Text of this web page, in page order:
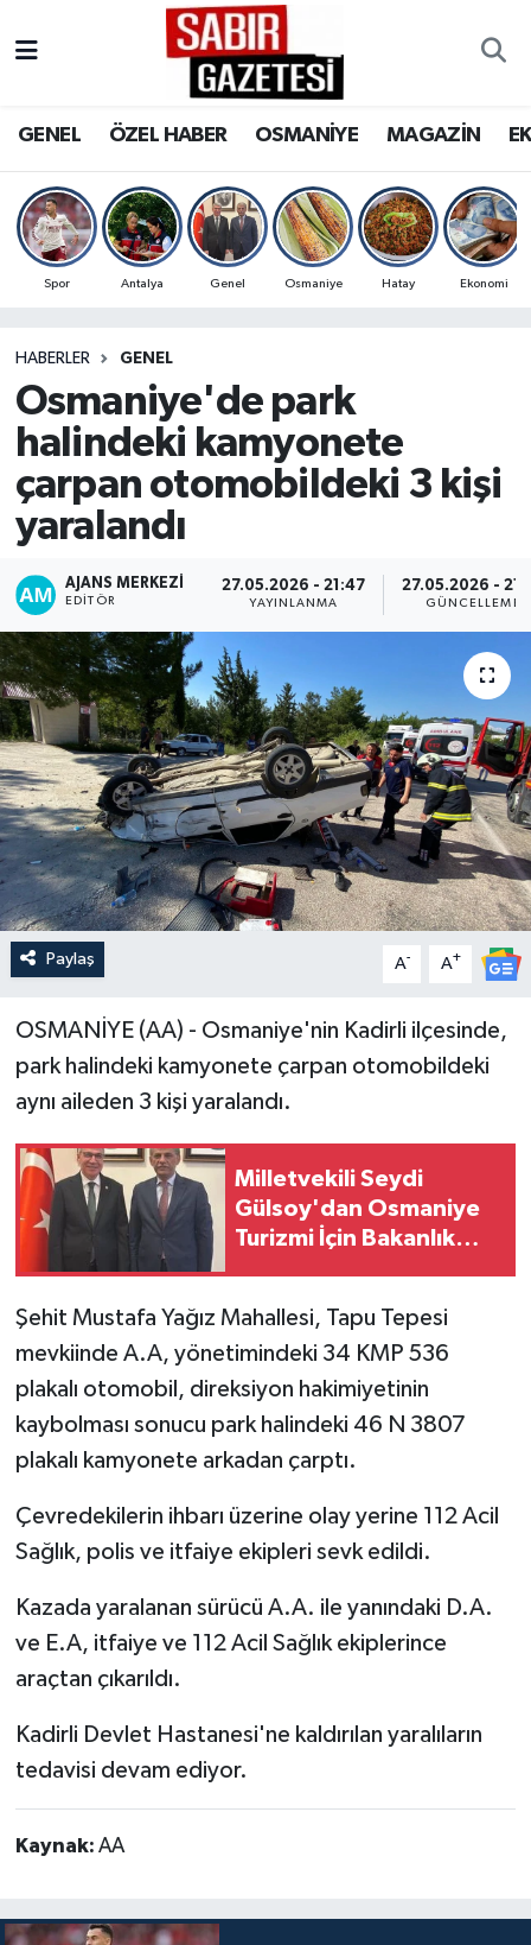
GENEL ÖZEL HABER OSMANİYE MAGAZİN
Spor Antalya Genel Osmaniye Hatay Ekonomi
HABERLER GENEL
Osmaniye'de park
halindeki kamyonete
çarpan otomobildeki 3 kişi
yaralandı
AJANS MERKEZI
EDITÖR
27.05.2026 - 21:47
YAYINLANMA
27.05.2026 -
GÜNCELLEME
Paylaş A- A+
OSMANİYE (AA) - Osmaniye'nin Kadirli ilçesinde,
park halindeki kamyonete çarpan otomobildeki
aynı aileden 3 kişi yaralandı.
Milletvekili Seydi
Gülsoy'dan Osmaniye
Turizmi İçin Bakanlık
Şehit Mustafa Yağız Mahallesi, Tapu Tepesi
mevkiinde A.A, yönetimindeki 34 KMP 536
plakalı otomobil, direksiyon hakimiyetinin
kaybolması sonucu park halindeki 46 N 3807
plakalı kamyonete arkadan çarptı.
Çevredekilerin ihbarı üzerine olay yerine 112 Acil
Sağlık, polis ve itfaiye ekipleri sevk edildi.
Kazada yaralanan sürücü A.A. ile yanındaki D.A.
ve E.A, itfaiye ve 112 Acil Sağlık ekiplerince
araçtan çıkarıldı.
Kadirli Devlet Hastanesi'ne kaldırılan yaralıların
tedavisi devam ediyor.
Kaynak: AA
OSMANİYE
MAGAZİN
SPOR
RESMİ İLANLAR
Osmaniye Nöbetçi Eczaneler
Osmaniye Trafik Yoğunluk Haritası
Süper Lig Puan Durumu ve Fikstür
Son Dakika Haberleri
Haber Arşivi